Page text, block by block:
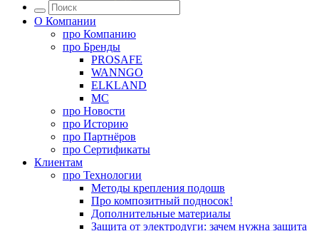
О Компании
про Компанию
про Бренды
PROSAFE
WANNGO
ELKLAND
MC
про Новости
про Историю
про Партнёров
про Сертификаты
Клиентам
про Технологии
Методы крепления подошв
Про композитный подносок!
Дополнительные материалы
Защита от электродуги: зачем нужна защита